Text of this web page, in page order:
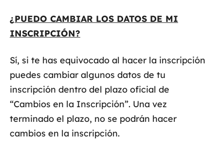
¿PUEDO CAMBIAR LOS DATOS DE MI
INSCRIPCIÓN?
Sí, si te has equivocado al hacer la inscripción
puedes cambiar algunos datos de tu
inscripción dentro del plazo oficial de
“Cambios en la Inscripción”. Una vez
terminado el plazo, no se podrán hacer
cambios en la inscripción.